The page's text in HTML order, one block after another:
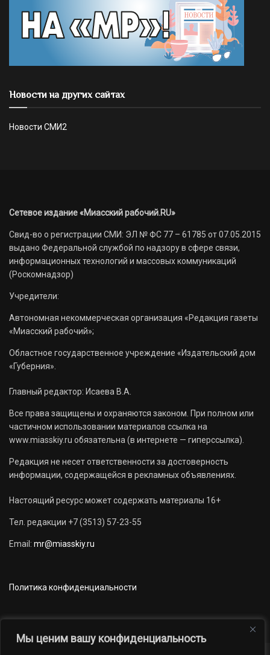
Мы ценим вашу конфиденциальность
Новости на других сайтах
Новости СМИ2
Сетевое издание «Миасский рабочий.RU»
Свид-во о регистрации СМИ: ЭЛ № ФС 77 – 61785 от 07.05.2015
выдано Федеральной службой по надзору в сфере связи,
информационных технологий и массовых коммуникаций
(Роскомнадзор)
Учредители:
Автономная некоммерческая организация «Редакция газеты
«Миасский рабочий»;
Областное государственное учреждение «Издательский дом
«Губерния».
Главный редактор: Исаева В.А.
Все права защищены и охраняются законом. При полном или
частичном использовании материалов ссылка на
www.miasskiy.ru обязательна (в интернете — гиперссылка).
Редакция не несет ответственности за достоверность
информации, содержащейся в рекламных объявлениях.
Настоящий ресурс может содержать материалы 16+
Тел. редакции +7 (3513) 57-23-55
Email: mr@miasskiy.ru
Политика конфиденциальности